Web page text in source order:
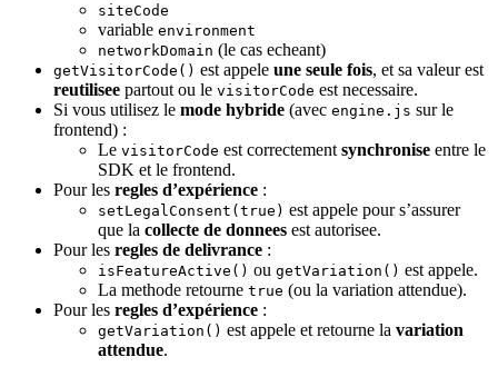
siteCode
variable environment
networkDomain (le cas echeant)
getVisitorCode() est appele une seule fois, et sa valeur est
reutilisee partout ou le visitorCode est necessaire.
Si vous utilisez le mode hybride (avec engine.js sur le
frontend) :
Le visitorCode est correctement synchronise entre le
SDK et le frontend.
Pour les regles d’expérience :
setLegalConsent(true) est appele pour s’assurer
que la collecte de donnees est autorisee.
Pour les regles de delivrance :
isFeatureActive() ou getVariation() est appele.
La methode retourne true (ou la variation attendue).
Pour les regles d’expérience :
getVariation() est appele et retourne la variation
attendue.